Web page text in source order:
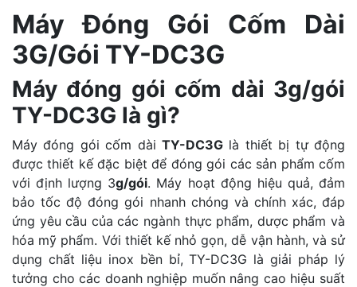
Máy Đóng Gói Cốm Dài
3G/Gói TY-DC3G
Máy đóng gói cốm dài 3g/gói
TY-DC3G là gì?
Máy đóng gói cốm dài TY-DC3G là thiết bị tự động
được thiết kế đặc biệt để đóng gói các sản phẩm cốm
với định lượng 3g/gói. Máy hoạt động hiệu quả, đảm
bảo tốc độ đóng gói nhanh chóng và chính xác, đáp
ứng yêu cầu của các ngành thực phẩm, dược phẩm và
hóa mỹ phẩm. Với thiết kế nhỏ gọn, dễ vận hành, và sử
dụng chất liệu inox bền bỉ, TY-DC3G là giải pháp lý
tưởng cho các doanh nghiệp muốn nâng cao hiệu suất